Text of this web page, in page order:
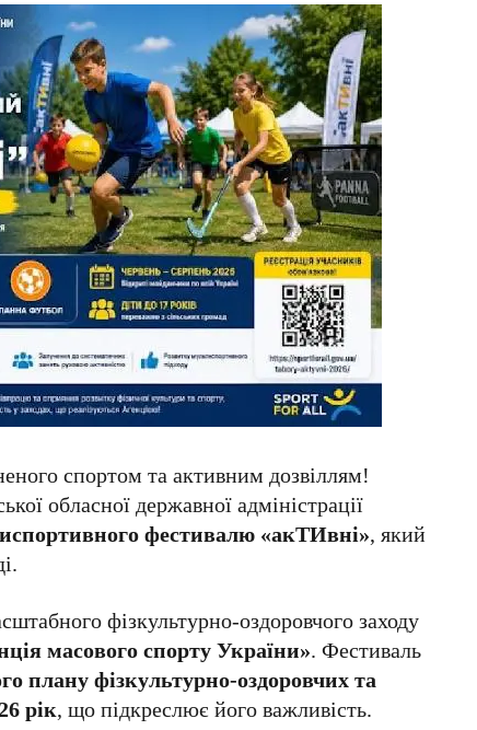
спортом та активним дозвіллям!
обласної державної адміністрації
фестивалю «акТИвні», який
фізкультурно-оздоровчого заходу
масового спорту України». Фестиваль
плану фізкультурно-оздоровчих та
рік, що підкреслює його важливість.